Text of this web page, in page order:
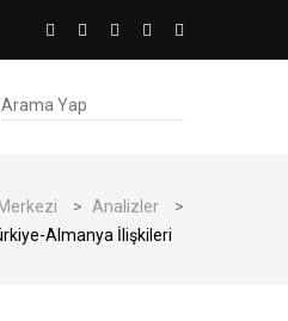
> Analizler
>
Almanya İlişkileri